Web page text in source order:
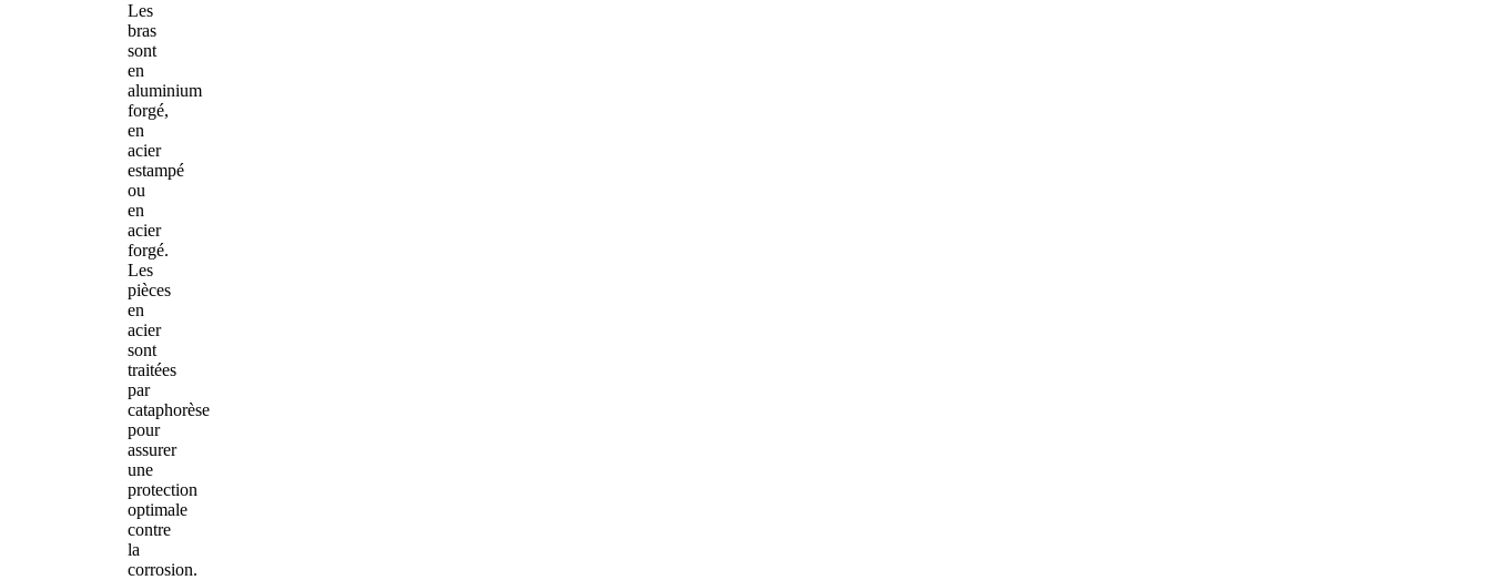
Les
bras
sont
en
aluminium
forgé,
en
acier
estampé
ou
en
acier
forgé.
Les
pièces
en
acier
sont
traitées
par
cataphorèse
pour
assurer
une
protection
optimale
contre
la
corrosion.